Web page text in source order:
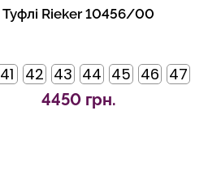
Туфлі Rieker 10456/00
41 42 43 44 45 46 47
4450 грн.